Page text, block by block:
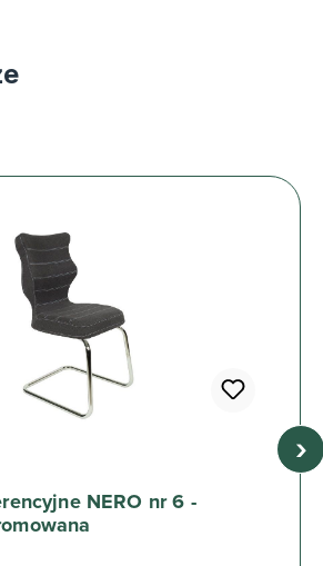
NERO nr 6 -
›